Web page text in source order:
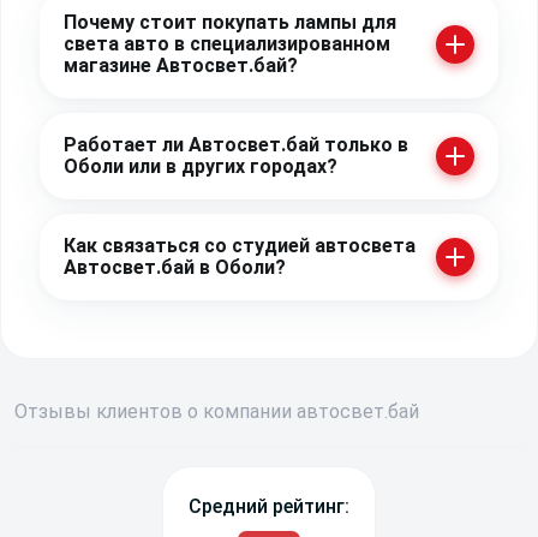
Почему стоит покупать лампы для
света авто в специализированном
магазине Автосвет.бай?
Работает ли Автосвет.бай только в
Оболи или в других городах?
Как связаться со студией автосвета
Автосвет.бай в Оболи?
Отзывы клиентов о компании автосвет .бай
Средний рейтинг: